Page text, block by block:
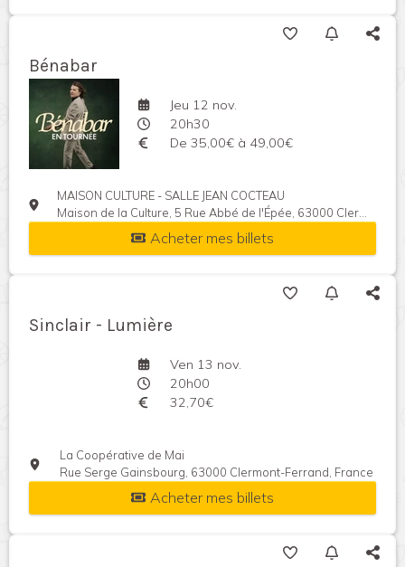
Bénabar
Jeu 12 nov.
20h30
De 35,00€ à 49,00€
MAISON CULTURE - SALLE JEAN COCTEAU
Maison de la Culture, 5 Rue Abbé de l'Épée, 63000 Clermont-Ferrand, France
Acheter mes billets
Sinclair - Lumière
Ven 13 nov.
20h00
32,70€
La Coopérative de Mai
Rue Serge Gainsbourg, 63000 Clermont-Ferrand, France
Acheter mes billets